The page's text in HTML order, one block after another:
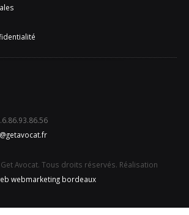
Avocat. Tous droits réservés. Réalisation
webmarketing bordeaux